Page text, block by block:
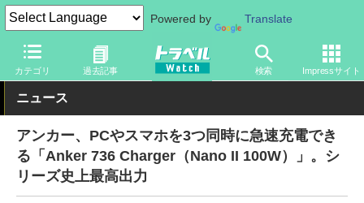
Powered by Translate
カテゴリ 過去記事 検索 Impressサイト
トラベル Watch 旅のアイテム スマホ・ルーター
ニュース
アンカー、PCやスマホを3つ同時に急速充電でき
る「Anker 736 Charger（Nano II 100W）」。シ
リーズ史上最高出力